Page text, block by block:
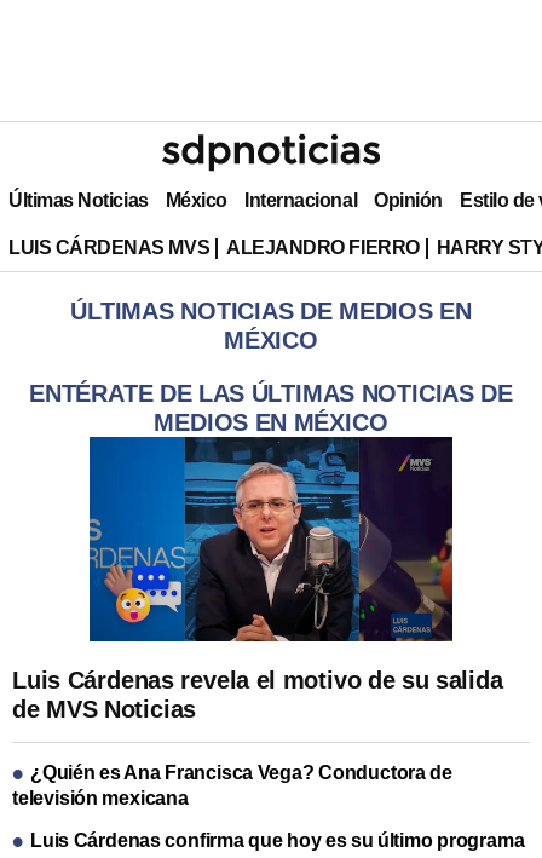
Últimas Noticias México Internacional Opinión Estilo de
LUIS CÁRDENAS MVS ALEJANDRO FIERRO HARRY
ÚLTIMAS NOTICIAS DE MEDIOS EN
MÉXICO
ENTÉRATE DE LAS ÚLTIMAS NOTICIAS DE
MEDIOS EN MÉXICO
Luis Cárdenas revela el motivo de su salida
de MVS Noticias
¿Quién es Ana Francisca Vega? Conductora de
televisión mexicana
Luis Cárdenas confirma que hoy es su último programa